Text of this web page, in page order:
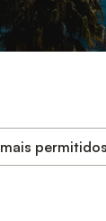
permitidos